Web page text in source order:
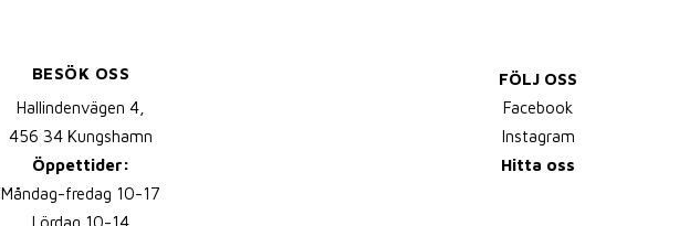
BESÖK OSS
Hallindenvägen 4,
456 34 Kungshamn
Öppettider:
Måndag-fredag 10-17
FÖLJ OSS
Facebook
Instagram
Hitta oss